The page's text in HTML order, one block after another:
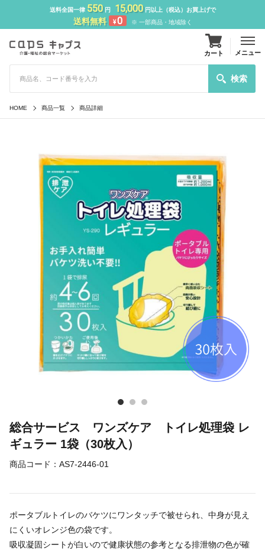
送料全国一律 550円 15,000円以上（税込）お買上げで
送料無料 ¥0 ※ 一部商品・地域除く
検索
カート メニュー
HOME 商品一覧 商品詳細
総合サービス ワンズケア トイレ処理袋 レ
ギュラー 1袋（30枚入）
商品コード： AS7-2446-01
ポータブルトイレのバケツにワンタッチで被せられ、中身が見え
にくいオレンジ色の袋です。
吸収凝固シートが白いので健康状態の参考となる排泄物の色が確